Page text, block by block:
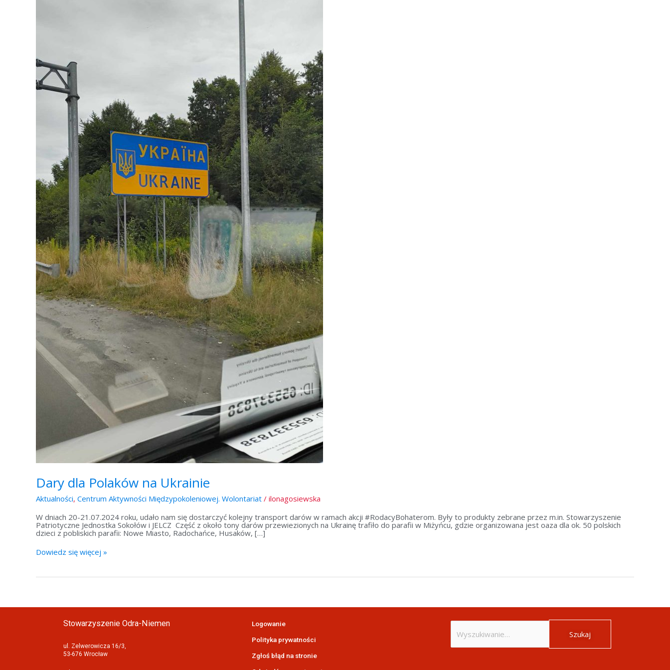
Dary dla Polaków na Ukrainie
Aktualności, Centrum Aktywności Międzypokoleniowej. Wolontariat / ilonagosiewska
W dniach 20-21.07.2024 roku, udało nam się dostarczyć kolejny transport darów w ramach akcji #RodacyBohaterom. Były to produkty zebrane przez m.in. Stowarzyszenie
Patriotyczne Jednostka Sokołów i JELCZ Część z około tony darów przewiezionych na Ukrainę trafiło do parafii w Miżyńcu, gdzie organizowana jest oaza dla ok. 50 polskich
dzieci z pobliskich parafii: Nowe Miasto, Radochańce, Husaków, […]
Dowiedz się więcej »
Stowarzyszenie Odra-Niemen
ul. Zelwerowicza 16/3,
53-676 Wrocław
Logowanie
Polityka prywatności
Zgłoś błąd na stronie
Szukaj
dla: